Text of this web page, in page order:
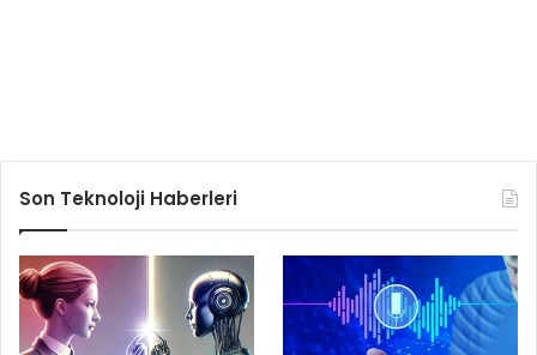
Son Teknoloji Haberleri